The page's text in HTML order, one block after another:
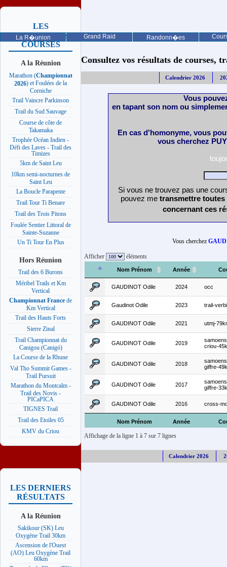
La R�union Grand Raid Randonn�es
LES
PROCHAINES
COURSES
A la Réunion
Marathon (Championnat
2026) et Foulées de la
Corniche
Trail Vaincre Parkinson
Trail du Sud Sauvage
Course de côte de
Takamaka
Trophée Océan Indien -
Défi des Laves - Trail des
Timizes
5km de Saint Leu
10km semi-nocturnes de
Saint Leu
La Boucle Parapente
Trail Tour Ti Benare
Trail des Trois Pitons
Foulée Sentier Littoral de
Sainte-Suzanne
Un Ti Tour En Plus
Hors Réunion
Trail des 6 Burons
Méribel Trails et Km
Vertical
Championnat France de
Km Vertical
Trail des Hauts Forts
Sierre Zinal
Trail Championnat du
Canigou (Canigó)
La Course de la Rhune
Val Tho Summit Games -
Trail Pursuit
Marathon du Montcalm -
Trail des Novis -
PICaPICA
TIGNES Trail
Trail des Etoiles 05
KMV du Criou
LES DERNIERS
RÉSULTATS
A la Réunion
Sakikour (SK) Leu
Oxygène Trail 30km
Ascension de l'Ouest
(AO) Leu Oxygène Trail
60km
Consultez vos résultats de courses,
Calendrier 2026
Vous
en tapant son nom ou
En cas d'homonyme, vous
vous cherchez
Si vous ne trouvez pas une
pouvez me transmettre
concernant ces
Vous cherchez
Afficher éléments
Nom Prénom Année
Nom Prénom Année
GAUDINOT Odile 2024 occ
Gaudinot Odile 2023 trail-
GAUDINOT Odile 2021 utmj-
GAUDINOT Odile 2019
criou-
GAUDINOT Odile 2018
giffre-
GAUDINOT Odile 2017
giffre-
GAUDINOT Odile 2016 cross-
Affichage de la ligne 1 à 7 sur 7 lignes
Calendrier 2026